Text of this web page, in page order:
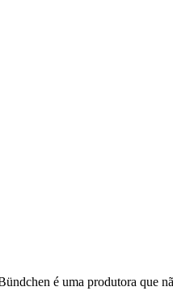
é uma produtora que